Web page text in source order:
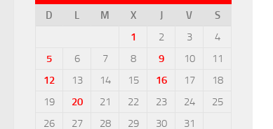
D
L M X J V
S
1
2 3
4
5
6 7 8 9 10
11
12
13 14 15 16 17
18
19
20 21 22 23 24
25
26
27 28 29 30
31